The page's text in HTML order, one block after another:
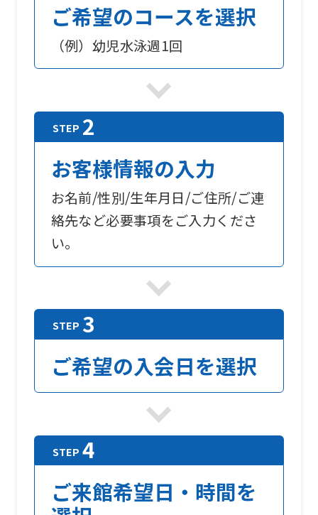
ご希望のコースを選択
（例）幼児水泳週1回
お客様情報の入力
お名前/性別/生年月日/ご住所/ご連
絡先など必要事項をご入力くださ
い。
ご希望の入会日を選択
ご来館希望日・時間を